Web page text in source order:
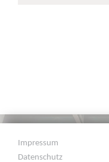
Impressum
Datenschutz